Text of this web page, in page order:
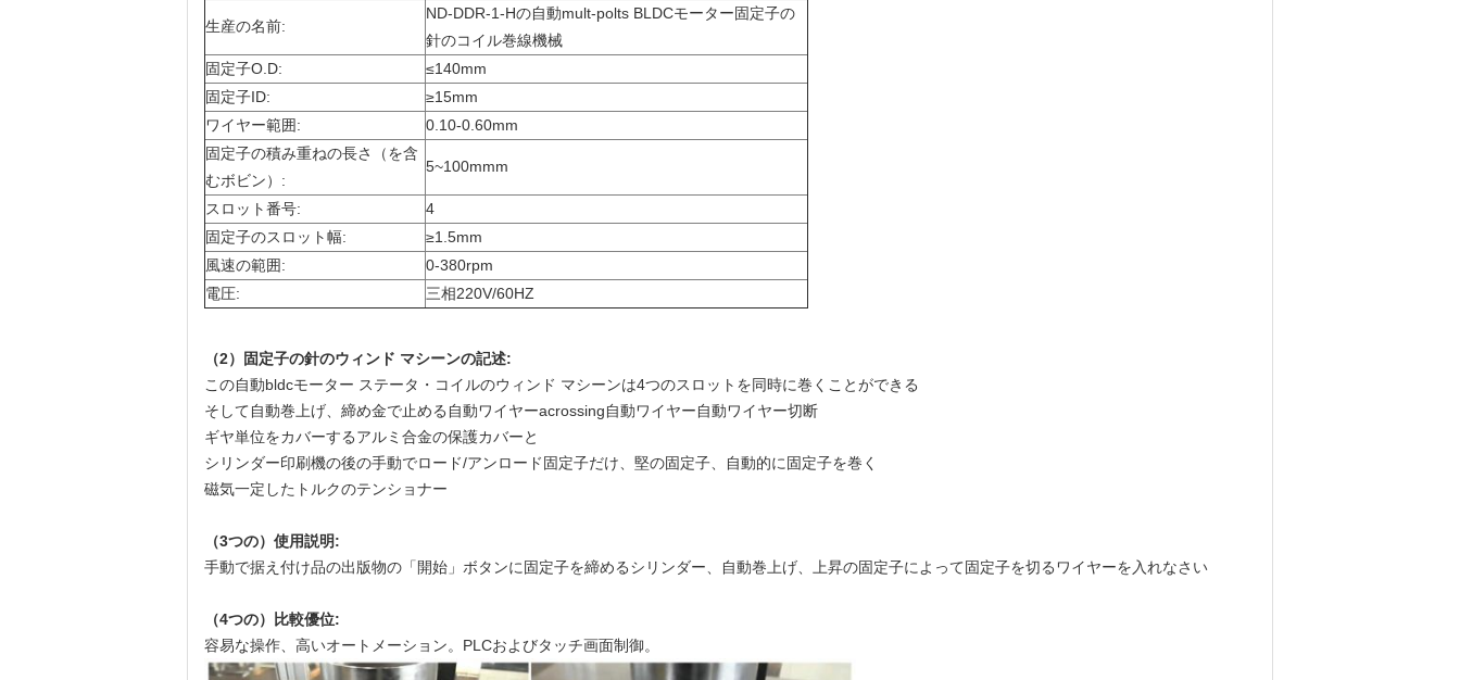
生産の名前:
ND-DDR-1-Hの自動mult-polts BLDCモーター固定子の
針のコイル巻線機械
固定子O.D:
≤140mm
固定子ID:
≥15mm
ワイヤー範囲:
0.10-0.60mm
固定子の積み重ねの長さ（を含
むボビン）:
5~100mmm
スロット番号:
4
固定子のスロット幅:
≥1.5mm
風速の範囲:
0-380rpm
電圧:
三相220V/60HZ
（2） 固定子の針のウィンド マシーンの記述:
この自動bldcモーター ステータ・コイルのウィンド マシーンは4つのスロットを同時に巻くことができる
そして自動巻上げ、締め金で止める自動ワイヤーacrossing自動ワイヤー自動ワイヤー切断
ギヤ単位をカバーするアルミ合金の保護カバーと
シリンダー印刷機の後の手動でロード/アンロード固定子だけ、堅の固定子、自動的に固定子を巻く
磁気一定したトルクのテンショナー
（3つの）使用説明:
手動で据え付け品の出版物の「開始」ボタンに固定子を締めるシリンダー、自動巻上げ、上昇の固定子によって固定子を切るワイヤーを入れなさい
（4つの）比較優位:
容易な操作、高いオートメーション。PLCおよびタッチ画面制御。